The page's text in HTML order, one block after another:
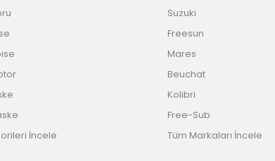
İncele
Suzuki
Freesun
Mares
Beuchat
Kolibri
Free-Sub
Tüm Markaları İncele